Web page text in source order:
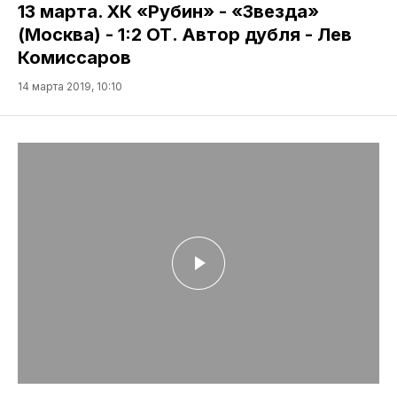
13 марта. ХК «Рубин» - «Звезда»
(Москва) - 1:2 ОТ. Автор дубля - Лев
Комиссаров
14 марта 2019, 10:10